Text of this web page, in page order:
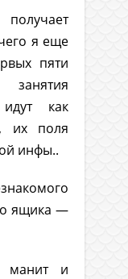
я еще
пяти
как
их поля
инфы..
ящика —
манит и